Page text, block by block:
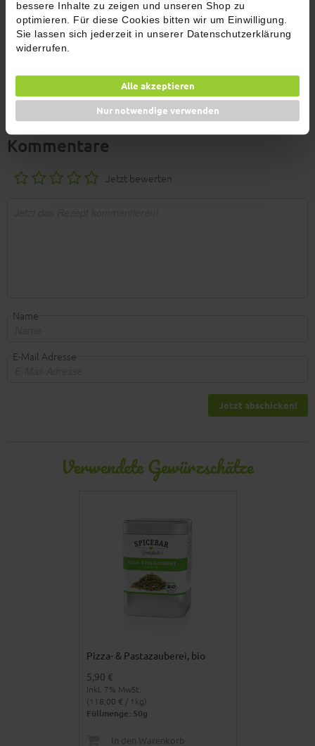
bessere Inhalte zu zeigen und unseren Shop zu
optimieren. Für diese Cookies bitten wir um Einwilligung.
Sie lassen sich jederzeit in unserer Datenschutzerklärung
widerrufen.
Alle akzeptieren
Nur notwendige verwenden
Mit der restlichen Sauce die Teigschnecke bepinseln, mit Käse
bestreuen und dann bei 180 Grad Umluft für ca. 15 - 20 Min. in den
Ofen geben, bis sie knusprig goldbraun ist.
6
Anschneiden und servieren. Guten Appetit!
Kommentare
Jetzt bewerten
Name
E-Mail Adresse
Jetzt abschicken!
Verwendete Gewürzschätze
Pizza- & Pastazauberei, bio
5,90 €
Inkl. 7% MwSt.
(118,00 € / 1kg)
Füllmenge: 50g
In den Warenkorb